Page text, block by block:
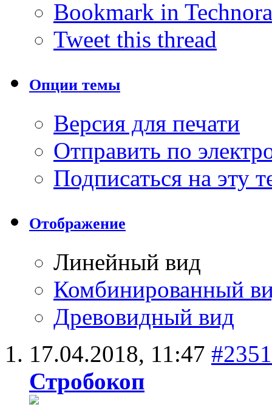
Bookmark in
Tweet this thread
Опции темы
Версия для печати
Отправить по
Подписаться на эту
Отображение
Линейный вид
Комбинированный
Древовидный вид
17.04.2018, 11:47 #2351
Стробокоп